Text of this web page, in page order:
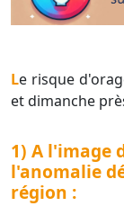
Le risque d'orages forts est confirmé entre samedi soir
et dimanche
1) A l'image
l'anomalie
région :